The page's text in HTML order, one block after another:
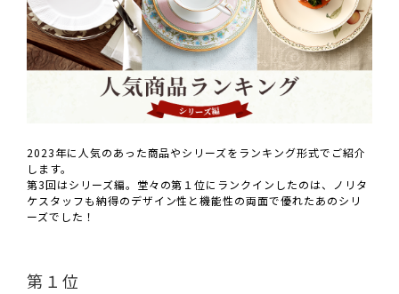
2023年に人気のあった商品やシリーズをランキング形式でご紹介
します。
第3回はシリーズ編。堂々の第１位にランクインしたのは、ノリタ
ケスタッフも納得のデザイン性と機能性の両面で優れたあのシリ
ーズでした！
第１位